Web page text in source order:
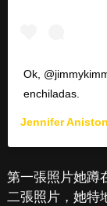
Ok,
enchiladas.
Jennifer Aniston
第一張照片她蹲
二張照片，她特